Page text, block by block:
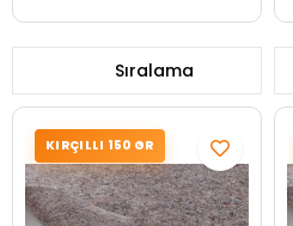
Sıralama
KIRÇILLI 150 GR